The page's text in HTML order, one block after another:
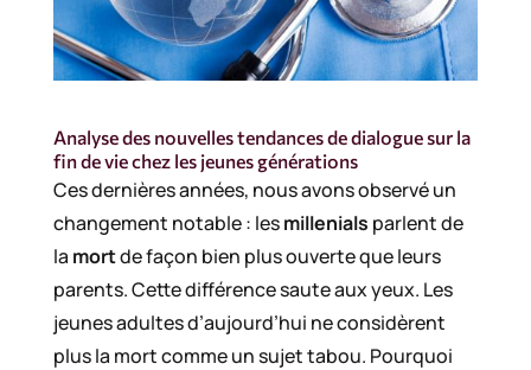
Analyse des nouvelles tendances de dialogue sur la
fin de vie chez les jeunes générations
Ces dernières années, nous avons observé un
changement notable : lesmillenials parlent de
la mortde façon bien plus ouverte que leurs
parents. Cette différence saute aux yeux. Les
jeunes adultes d’aujourd’hui ne considèrent
plus la mort comme un sujet tabou. Pourquoi